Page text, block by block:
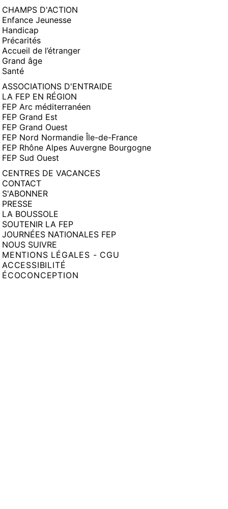
CHAMPS D'ACTION
Enfance Jeunesse
Handicap
Précarités
Accueil de l’étranger
Grand âge
Santé
ASSOCIATIONS D'ENTRAIDE
LA FEP EN RÉGION
FEP Arc méditerranéen
FEP Grand Est
FEP Grand Ouest
FEP Nord Normandie Île-de-France
FEP Rhône Alpes Auvergne Bourgogne
FEP Sud Ouest
CENTRES DE VACANCES
CONTACT
S'ABONNER
PRESSE
LA BOUSSOLE
SOUTENIR LA FEP
JOURNÉES NATIONALES FEP
NOUS SUIVRE
MENTIONS LÉGALES - CGU
ACCESSIBILITÉ
ÉCOCONCEPTION